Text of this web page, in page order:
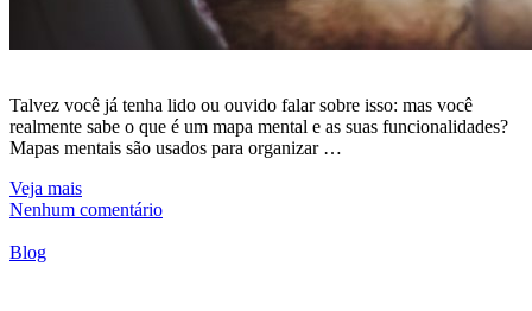
Talvez você já tenha lido ou ouvido falar sobre isso: mas você
realmente sabe o que é um mapa mental e as suas funcionalidades?
Mapas mentais são usados para organizar …
Veja mais
Nenhum comentário
Blog